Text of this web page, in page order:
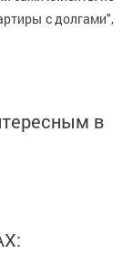
с долгами",
в